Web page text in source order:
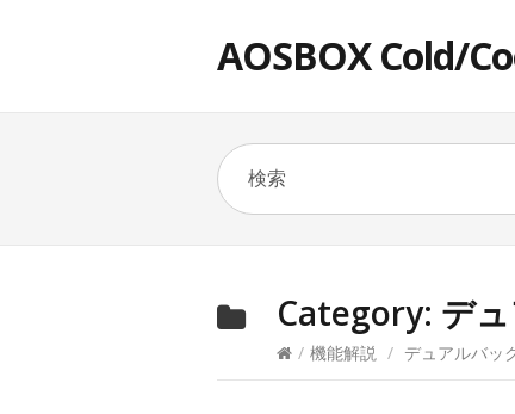
AOSBOX Cold/
Category: デ
/ 機能解説 / デュアルバッ